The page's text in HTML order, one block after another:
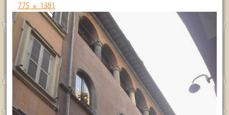
775 × 1381